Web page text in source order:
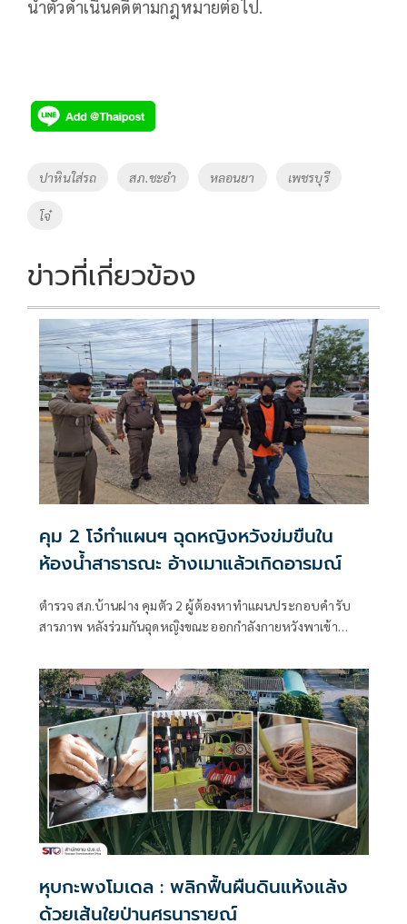
นำตัวดำเนินคดีตามกฎหมายต่อไป.
Tags
ปาหินใส่รถ สภ.ชะอำ หลอนยา เพชรบุรี
โจ๋
ข่าวที่เกี่ยวข้อง
คุม 2 โจ๋ทำแผนฯ ฉุดหญิงหวังข่มขืนใน
ห้องน้ำสาธารณะ อ้างเมาแล้วเกิดอารมณ์
ตำรวจ สภ.บ้านฝาง คุมตัว 2 ผู้ต้องหาทำแผนประกอบคำรับ
สารภาพ หลังร่วมกันฉุดหญิงขณะออกกำลังกายหวังพาเข้า
หุบกะพงโมเดล : พลิกฟื้นผืนดินแห้งแล้ง
ด้วยเส้นใยป่านศรนารายณ์